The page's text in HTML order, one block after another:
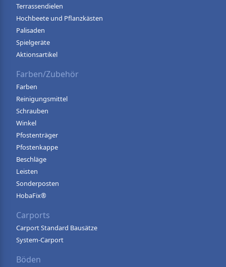
Terrassendielen
Hochbeete und Pflanzkästen
Palisaden
Spielgeräte
Aktionsartikel
Farben/Zubehör
Farben
Reinigungsmittel
Schrauben
Winkel
Pfostenträger
Pfostenkappe
Beschläge
Leisten
Sonderposten
HobaFix®
Carports
Carport Standard Bausätze
System-Carport
Böden